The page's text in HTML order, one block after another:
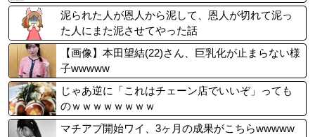
泥られた人が恩人から泥して、恩人が切れて泥っ
た人にまた泥させてやった話
【画像】本田望結(22)さん、巨乳化が止まらない様
子wwwww
じゃあ逆に「これはチェーン店でいいぞ」っても
のｗｗｗｗｗｗｗｗ
マチアプ開始ワイ、3ヶ月の成果がこちらwwwww